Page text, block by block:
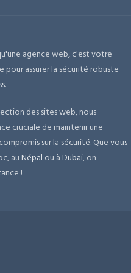
agence web, c'est votre
assurer la sécurité robuste
des sites web, nous
cruciale de maintenir une
sur la sécurité. Que vous
auNépal ou àDubai, on
!